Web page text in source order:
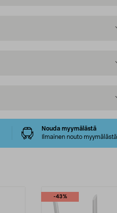
Nouda myymälästä
Ilmainen nouto myymälästä
-43%